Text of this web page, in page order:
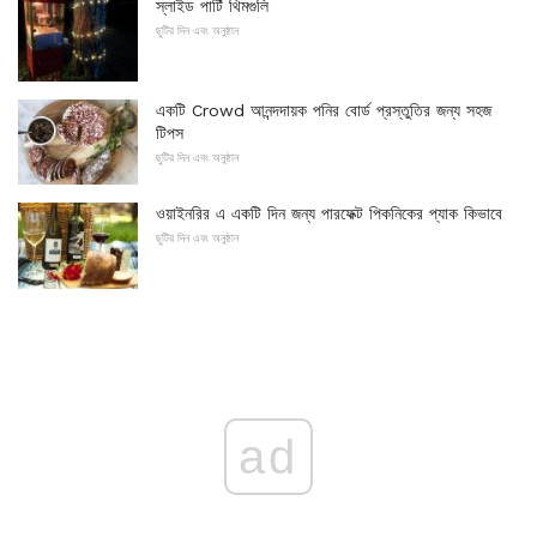
স্লাইড পার্টি থিমগুলি
ছুটির দিন এবং অনুষ্ঠান
একটি Crowd আনন্দদায়ক পনির বোর্ড প্রস্তুতির জন্য সহজ
টিপস
ছুটির দিন এবং অনুষ্ঠান
ওয়াইনরির এ একটি দিন জন্য পারফেক্ট পিকনিকের প্যাক কিভাবে
ছুটির দিন এবং অনুষ্ঠান
ad